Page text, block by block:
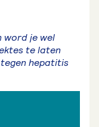
word je wel
te laten
hepatitis